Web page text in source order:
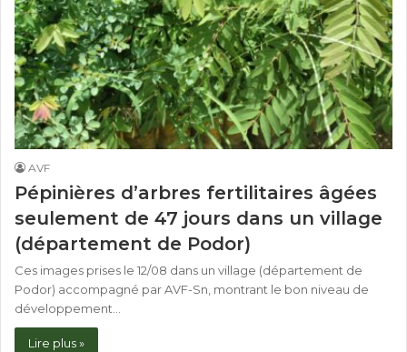
AVF
Pépinières d’arbres fertilitaires âgées
seulement de 47 jours dans un village
(département de Podor)
Ces images prises le 12/08 dans un village (département de
Podor) accompagné par AVF-Sn, montrant le bon niveau de
développement…
Lire plus »